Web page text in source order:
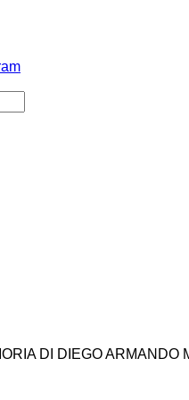
DI DIEGO ARMANDO